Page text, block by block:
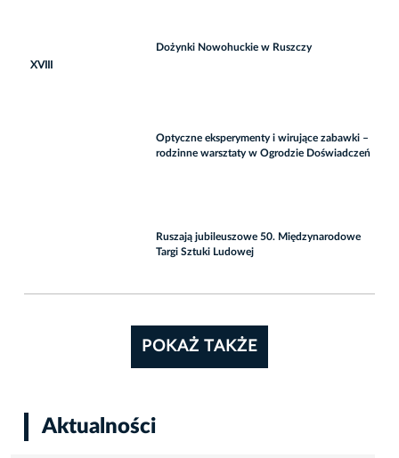
XVIII
Dożynki Nowohuckie w Ruszczy
Optyczne eksperymenty i wirujące zabawki –
rodzinne warsztaty w Ogrodzie Doświadczeń
Ruszają jubileuszowe 50. Międzynarodowe
Targi Sztuki Ludowej
POKAŻ TAKŻE
Aktualności